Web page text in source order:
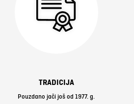
TRADICIJA
Pouzdano jači još od 1977. g.